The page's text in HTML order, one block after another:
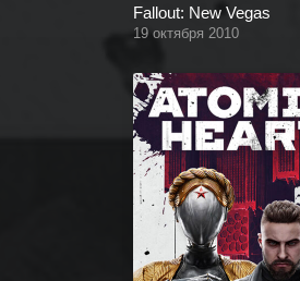
Fallout: New Vegas
19 октября 2010